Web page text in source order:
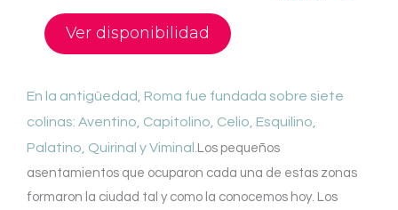
En la antigüedad, Roma fue fundada sobre siete
colinas: Aventino, Capitolino, Celio, Esquilino,
Palatino, Quirinal y Viminal. Los pequeños
asentamientos que ocuparon cada una de estas zonas
formaron la ciudad tal y como la conocemos hoy. Los